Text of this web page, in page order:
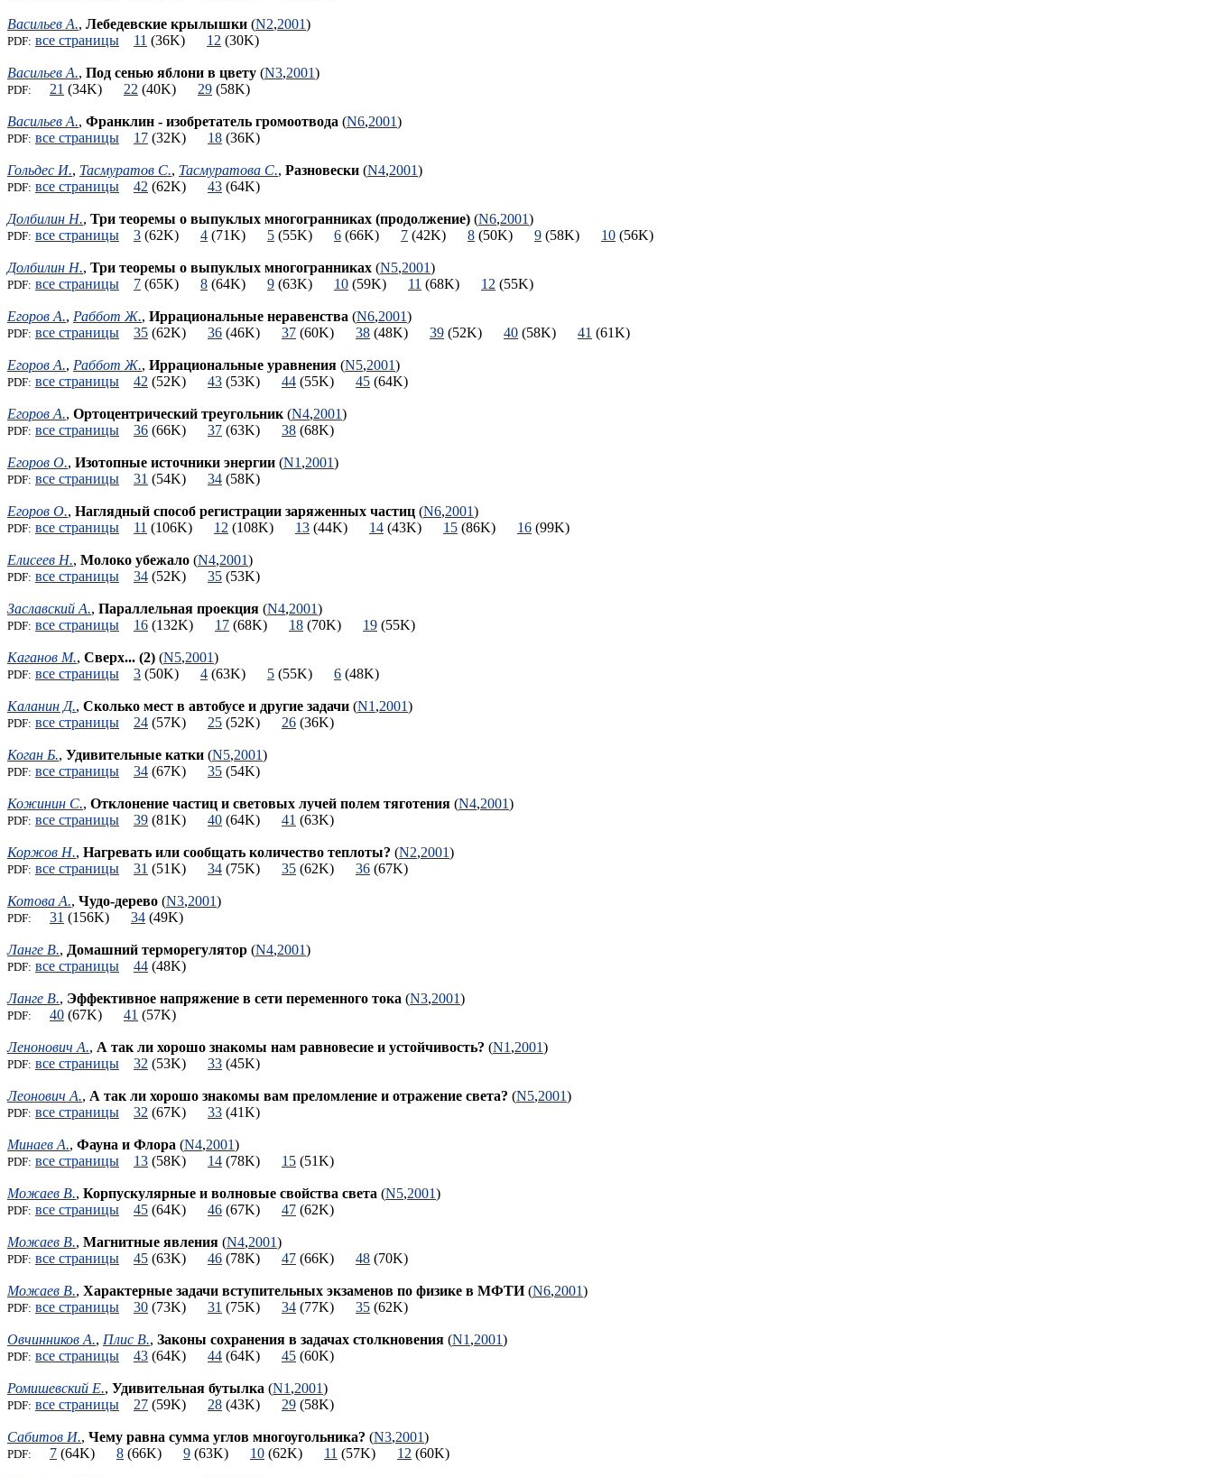
Васильев А., Лебедевские крылышки (N2,2001)
PDF: все страницы 11 (36K) 12 (30K)
Васильев А., Под сенью яблони в цвету (N3,2001)
PDF: 21 (34K) 22 (40K) 29 (58K)
Васильев А., Франклин - изобретатель громоотвода (N6,2001)
PDF: все страницы 17 (32K) 18 (36K)
Гольдес И., Тасмуратов С., Тасмуратова С., Разновески (N4,2001)
PDF: все страницы 42 (62K) 43 (64K)
Долбилин Н., Три теоремы о выпуклых многогранниках (продолжение) (N6,2001)
PDF: все страницы 3 (62K) 4 (71K) 5 (55K) 6 (66K) 7 (42K) 8 (50K) 9 (58K) 10 (56K)
Долбилин Н., Три теоремы о выпуклых многогранниках (N5,2001)
PDF: все страницы 7 (65K) 8 (64K) 9 (63K) 10 (59K) 11 (68K) 12 (55K)
Егоров А., Раббот Ж., Иррациональные неравенства (N6,2001)
PDF: все страницы 35 (62K) 36 (46K) 37 (60K) 38 (48K) 39 (52K) 40 (58K) 41 (61K)
Егоров А., Раббот Ж., Иррациональные уравнения (N5,2001)
PDF: все страницы 42 (52K) 43 (53K) 44 (55K) 45 (64K)
Егоров А., Ортоцентрический треугольник (N4,2001)
PDF: все страницы 36 (66K) 37 (63K) 38 (68K)
Егоров О., Изотопные источники энергии (N1 ,2001)
PDF: все страницы 31 (54K) 34 (58K)
Егоров О., Наглядный способ регистрации заряженных частиц (N6,2001)
PDF: все страницы 11 (106K) 12 (108K) 13 (44K) 14 (43K) 15 (86K) 16 (99K)
Елисеев Н., Молоко убежало (N4,2001)
PDF: все страницы 34 (52K) 35 (53K)
Заславский А., Параллельная проекция (N4,2001)
PDF: все страницы 16 (132K) 17 (68K) 18 (70K) 19 (55K)
Каганов М., Сверх... (2) (N5,2001)
PDF: все страницы 3 (50K) 4 (63K) 5 (55K) 6 (48K)
Каланин Д., Сколько мест в автобусе и другие задачи (N1 ,2001)
PDF: все страницы 24 (57K) 25 (52K) 26 (36K)
Коган Б., Удивительные катки (N5,2001)
PDF: все страницы 34 (67K) 35 (54K)
Кожинин С., Отклонение частиц и световых лучей полем тяготения (N4,2001)
PDF: все страницы 39 (81K) 40 (64K) 41 (63K)
Коржов Н., Нагревать или сообщать количество теплоты? (N2,2001)
PDF: все страницы 31 (51K) 34 (75K) 35 (62K) 36 (67K)
Котова А., Чудо-дерево (N3,2001)
PDF: 31 (156K) 34 (49K)
Ланге В., Домашний терморегулятор (N4,2001)
PDF: все страницы 44 (48K)
Ланге В., Эффективное напряжение в сети переменного тока (N3,2001)
PDF: 40 (67K) 41 (57K)
Ленонович А., А так ли хорошо знакомы нам равновесие и устойчивость? (N1 ,2001)
PDF: все страницы 32 (53K) 33 (45K)
Леонович А., А так ли хорошо знакомы вам преломление и отражение света? (N5,2001)
PDF: все страницы 32 (67K) 33 (41K)
Минаев А., Фауна и Флора (N4,2001)
PDF: все страницы 13 (58K) 14 (78K) 15 (51K)
Можаев В., Корпускулярные и волновые свойства света (N5,2001)
PDF: все страницы 45 (64K) 46 (67K) 47 (62K)
Можаев В., Магнитные явления (N4,2001)
PDF: все страницы 45 (63K) 46 (78K) 47 (66K) 48 (70K)
Можаев В., Характерные задачи вступительных экзаменов по физике в МФТИ(N6,2001)
PDF: все страницы 30 (73K) 31 (75K) 34 (77K) 35 (62K)
Овчинников А., Плис В., Законы сохранения в задачах столкновения (N1 ,2001)
PDF: все страницы 43 (64K) 44 (64K) 45 (60K)
Ромишевский Е., Удивительная бутылка (N1 ,2001)
PDF: все страницы 27 (59K) 28 (43K) 29 (58K)
Сабитов И., Чему равна сумма углов многоугольника? (N3,2001)
PDF: 7 (64K) 8 (66K) 9 (63K) 10 (62K) 11 (57K) 12 (60K)